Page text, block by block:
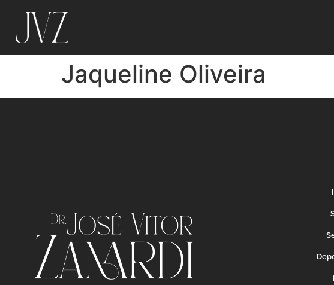
Jaqueline Oliveira